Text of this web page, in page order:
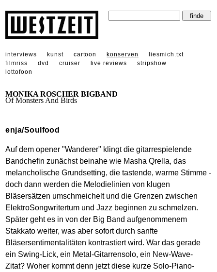
interviews kunst cartoon konserven
liesmich.txt
filmriss
dvd cruiser live reviews
stripshow
lottofoon
MONIKA ROSCHER BIGBAND
Of Monsters And Birds
enja/Soulfood
Auf dem opener "Wanderer" klingt die gitarrespielende
Bandchefin zunächst beinahe wie Masha Qrella, das
melancholische Grundsetting, die tastende, warme Stimme -
doch dann werden die Melodielinien von klugen
Bläsersätzen umschmeichelt und die Grenzen zwischen
ElektroSongwritertum und Jazz beginnen zu schmelzen.
Später geht es in von der Big Band aufgenommenem
Stakkato weiter, was aber sofort durch sanfte
Bläsersentimentalitäten kontrastiert wird. War das gerade
ein Swing-Lick, ein Metal-Gitarrensolo, ein New-Wave-
Zitat? Woher kommt denn jetzt diese kurze Solo-Piano-